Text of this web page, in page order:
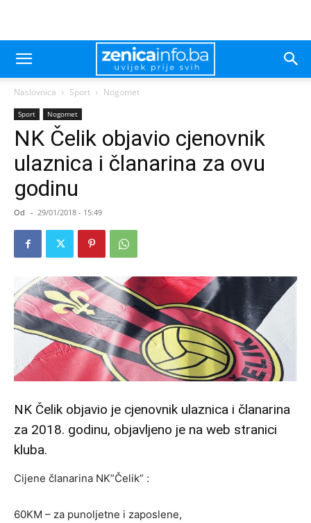
Naslovnica Sport Nogomet
Sport Nogomet
NK Čelik objavio cjenovnik
ulaznica i članarina za ovu
godinu
Od - 29/01/2018 - 15:49
NK Čelik objavio je cjenovnik ulaznica i članarina
za 2018. godinu, objavljeno je na web stranici
kluba.
Cijene članarina NK”Čelik” :
60KM – za punoljetne i zaposlene,